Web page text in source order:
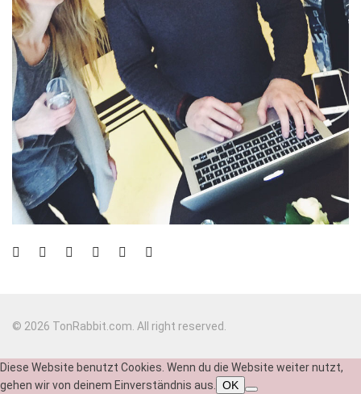
© 2026 TonRabbit.com. All right reserved.
Diese Website benutzt Cookies. Wenn du die Website weiter nutzt,
gehen wir von deinem Einverständnis aus.
OK